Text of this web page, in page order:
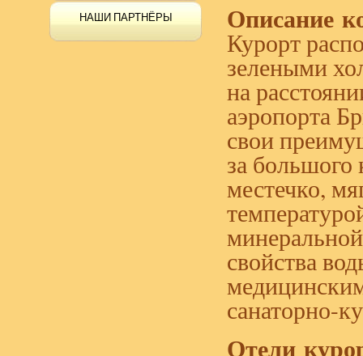
НАШИ ПАРТНЁРЫ Описание
Курорт
зелеными
на
аэропорта
свои
за
местечко,
свойства
санаторно-
Отели